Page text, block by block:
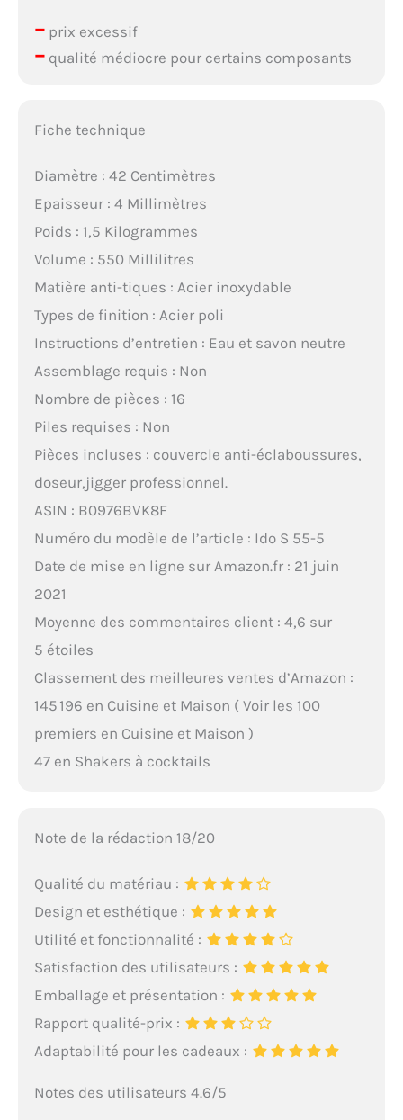
–prix excessif
–qualité médiocre pour certains composants
Fiche technique
Diamètre : 42 Centimètres
Epaisseur : 4 Millimètres
Poids : 1,5 Kilogrammes
Volume : 550 Millilitres
Matière anti-tiques : Acier inoxydable
Types de finition : Acier poli
Instructions d’entretien : Eau et savon neutre
Assemblage requis : Non
Nombre de pièces : 16
Piles requises : Non
Pièces incluses : couvercle anti-éclaboussures,
doseur,jigger professionnel.
ASIN : B0976BVK8F
Numéro du modèle de l’article : Ido S 55-5
Date de mise en ligne sur Amazon.fr : 21 juin
2021
Moyenne des commentaires client : 4,6 sur
5 étoiles
Classement des meilleures ventes d’Amazon :
145 196 en Cuisine et Maison ( Voir les 100
premiers en Cuisine et Maison )
47 en Shakers à cocktails
Note de la rédaction 18/20
Qualité du matériau :
Design et esthétique :
Utilité et fonctionnalité :
Satisfaction des utilisateurs :
Emballage et présentation :
Rapport qualité-prix :
Adaptabilité pour les cadeaux :
Notes des utilisateurs 4.6/5